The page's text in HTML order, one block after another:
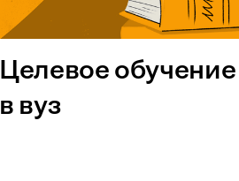
Целевое
в вуз